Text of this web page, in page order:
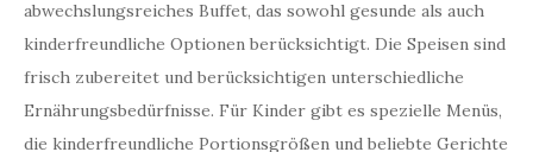
abwechslungsreiches Buffet, das sowohl gesunde als auch
kinderfreundliche Optionen berücksichtigt. Die Speisen sind
frisch zubereitet und berücksichtigen unterschiedliche
Ernährungsbedürfnisse. Für Kinder gibt es spezielle Menüs,
die kinderfreundliche Portionsgrößen und beliebte Gerichte